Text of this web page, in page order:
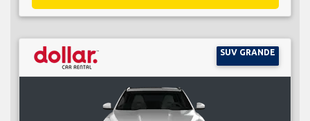
SUV GRANDE